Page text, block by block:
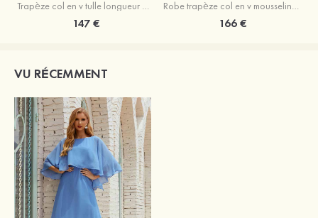
Trapèze col en v tulle longueur mollet robe de mère de la mariée avec appliqué paillettes ceinture
147 €
Robe trapèze col en v mousseline longueur mollet robe de mère de la mariée avec perle
166 €
VU RÉCEMMENT